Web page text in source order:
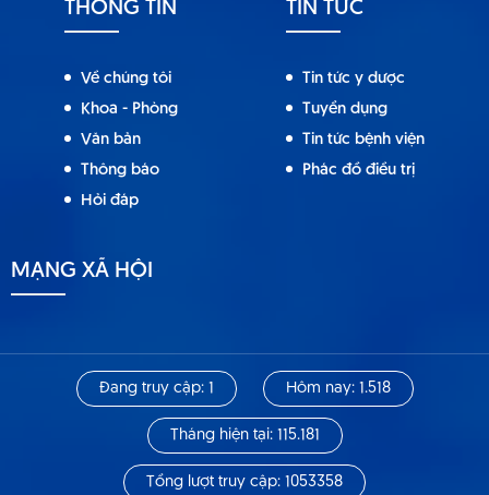
THÔNG TIN
Về chúng tôi
Khoa - Phòng
Văn bản
Thông báo
Hỏi đáp
TIN TỨC
Tin tức y dược
Tuyển dụng
Tin tức bệnh viện
Phác đồ điều trị
MẠNG XÃ HỘI
Đang truy cập: 1 Hôm nay: 1.518
Tháng hiện tại: 115.181
Tổng lượt truy cập: 1053358